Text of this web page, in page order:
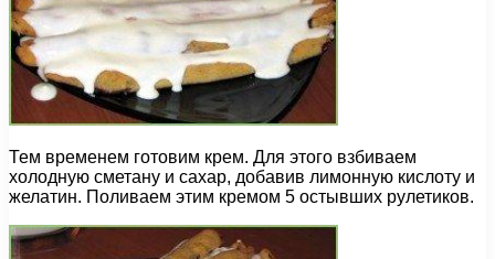
Тем временем готовим крем. Для этого взбиваем
холодную сметану и сахар, добавив лимонную кислоту и
желатин. Поливаем этим кремом 5 остывших рулетиков.